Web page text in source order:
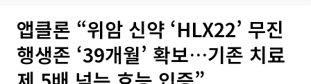
앱클론 “위암 신약 ‘HLX22’ 무진
행생존 ‘39개월’ 확보…기존 치료